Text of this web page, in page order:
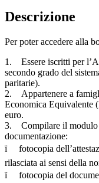
Descrizione
Per poter accedere alla
1. Essere iscritti per
secondo grado del
paritarie).
2. Appartenere a
Economica Equivalente
euro.
3. Compilare il modulo
documentazione:
ï fotocopia
rilasciata ai sensi della
ï fotocopia del